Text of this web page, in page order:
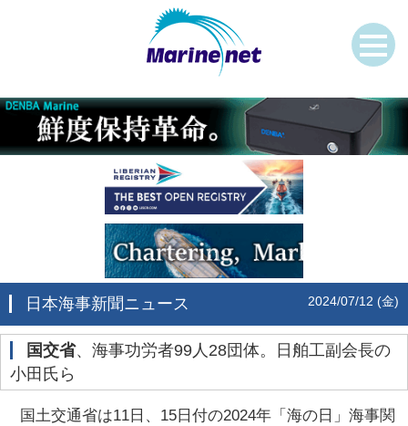
日本海事新聞ニュース 2024/07/12 (金)
国交省、海事功労者99人28団体。日舶工副会長の
小田氏ら
国土交通省は11日、15日付の2024年「海の日」海事関